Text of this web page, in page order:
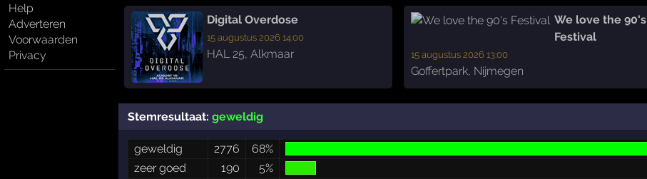
Help
Adverteren
Voorwaarden
Privacy
Digital Overdose
15 augustus 2026 14:00
HAL 25, Alkmaar
We love the 90's
Festival
15 augustus 2026 13:00
Goffertpark, Nijmegen
Stemresultaat: geweldig
geweldig 2776
68%
zeer goed
190
5%